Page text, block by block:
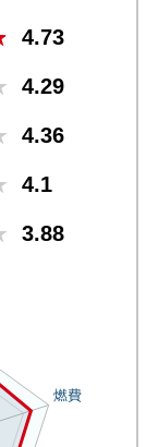
4.73
4.29
4.36
4.1
3.88